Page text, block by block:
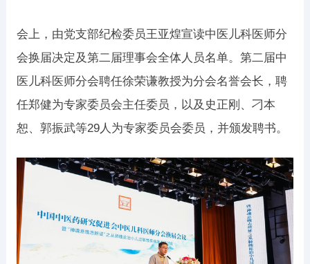
会上，由党支部纪检委员王亚煌宣读中医儿科医师分
会换届决定及第二届理事会全体人员名单。第二届中
医儿科医师分会聘任徐荣谦教授为分会名誉会长，聘
任郑健为专家委员会主任委员，以及史正刚、刁本
恕、郭振武等29人为专家委员会委员，并颁发聘书。